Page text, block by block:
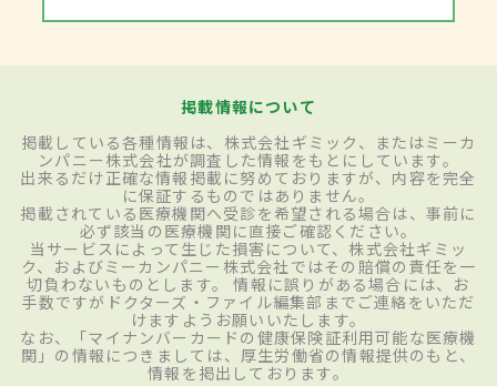
掲載情報について
掲載している各種情報は、株式会社ギミック、またはミーカ
ンパニー株式会社が調査した情報をもとにしています。
出来るだけ正確な情報掲載に努めておりますが、内容を完全
に保証するものではありません。
掲載されている医療機関へ受診を希望される場合は、事前に
必ず該当の医療機関に直接ご確認ください。
当サービスによって生じた損害について、株式会社ギミッ
ク、およびミーカンパニー株式会社ではその賠償の責任を一
切負わないものとします。 情報に誤りがある場合には、お
手数ですがドクターズ・ファイル編集部までご連絡をいただ
けますようお願いいたします。
なお、「マイナンバーカードの健康保険証利用可能な医療機
関」の情報につきましては、厚生労働省の情報提供のもと、
情報を掲出しております。